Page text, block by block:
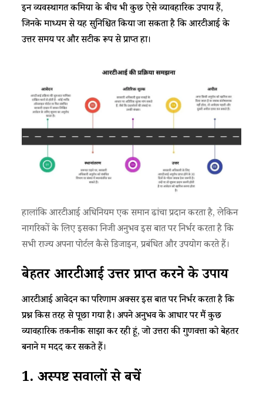
​​इन व्यवस्थागत कमियों के बीच भी कुछ ऐसे व्यावहारिक उपाय हैं,
जिनके माध्यम से यह सुनिश्चित किया जा सकता है कि आरटीआई के
उत्तर समय पर और सटीक रूप से प्राप्त हों।​
हालांकि आरटीआई अधिनियम एक समान ढांचा प्रदान करता है, लेकिन
नागरिकों के लिए इसका निजी अनुभव इस बात पर निर्भर करता है कि
सभी राज्य अपना पोर्टल कैसे डिजाइन, प्रबंधित और उपयोग करते हैं।​
​​बेहतर आरटीआई उत्तर प्राप्त करने के उपाय​
​​आरटीआई आवेदन का परिणाम अक्सर इस बात पर निर्भर करता है कि
प्रश्न किस तरह से पूछा गया है। अपने अनुभव के आधार पर मैं कुछ
व्यावहारिक तकनीकें साझा कर रही हूं, जो उत्तरों की गुणवत्ता को बेहतर
बनाने में मदद कर सकते हैं।​
​​1. अस्पष्ट सवालों से बचें​